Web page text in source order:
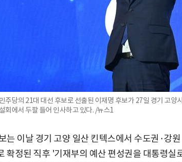
주당의 21대 대선 후보로 선출된 이재명 후보가 27일 경기 고양
회에서 두팔 들어 인사하고 있다. /뉴스1
는 이날 경기 고양 일산 킨텍스에서 수도권·강
확정된 직후 '기재부의 예산 편성권을 대통령실